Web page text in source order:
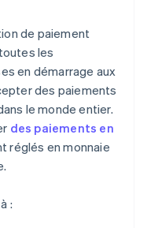
de paiement
les
en démarrage aux
des paiements
le monde entier.
des paiements en
réglés en monnaie
: